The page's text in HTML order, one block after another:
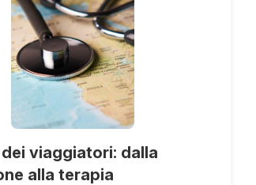
viaggiatori: dalla
alla terapia